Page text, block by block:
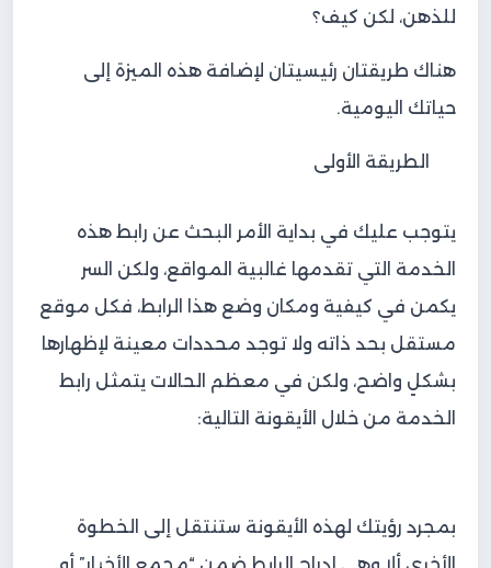
للذهن، لكن كيف؟
هناك طريقتان رئيسيتان لإضافة هذه الميزة إلى
حياتك اليومية.
الطريقة الأولى
يتوجب عليك في بداية الأمر البحث عن رابط هذه
الخدمة التي تقدمها غالبية المواقع، ولكن السر
يكمن في كيفية ومكان وضع هذا الرابط، فكل موقع
مستقل بحد ذاته ولا توجد محددات معينة لإظهارها
بشكلٍ واضح، ولكن في معظم الحالات يتمثل رابط
الخدمة من خلال الأيقونة التالية:
بمجرد رؤيتك لهذه الأيقونة ستنتقل إلى الخطوة